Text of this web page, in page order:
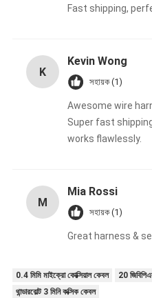
Fast shipping,
K
Kevin Wong
সহায়ক (1)
Awesome wire
Super fast
works flawlessly.
M
Mia Rossi
সহায়ক (1)
Great harness &
0.4 মিমি মাইক্রো কোক্সিয়াল কেবল
20
থান্ডারবোল্ট 3 মিনি কক্সিক কেবল